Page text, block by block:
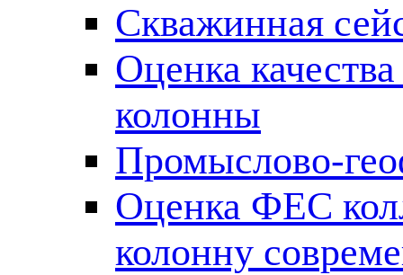
Скважинная
Оценка
колонны
Промыслово-
Оценка ФЕС
колонну